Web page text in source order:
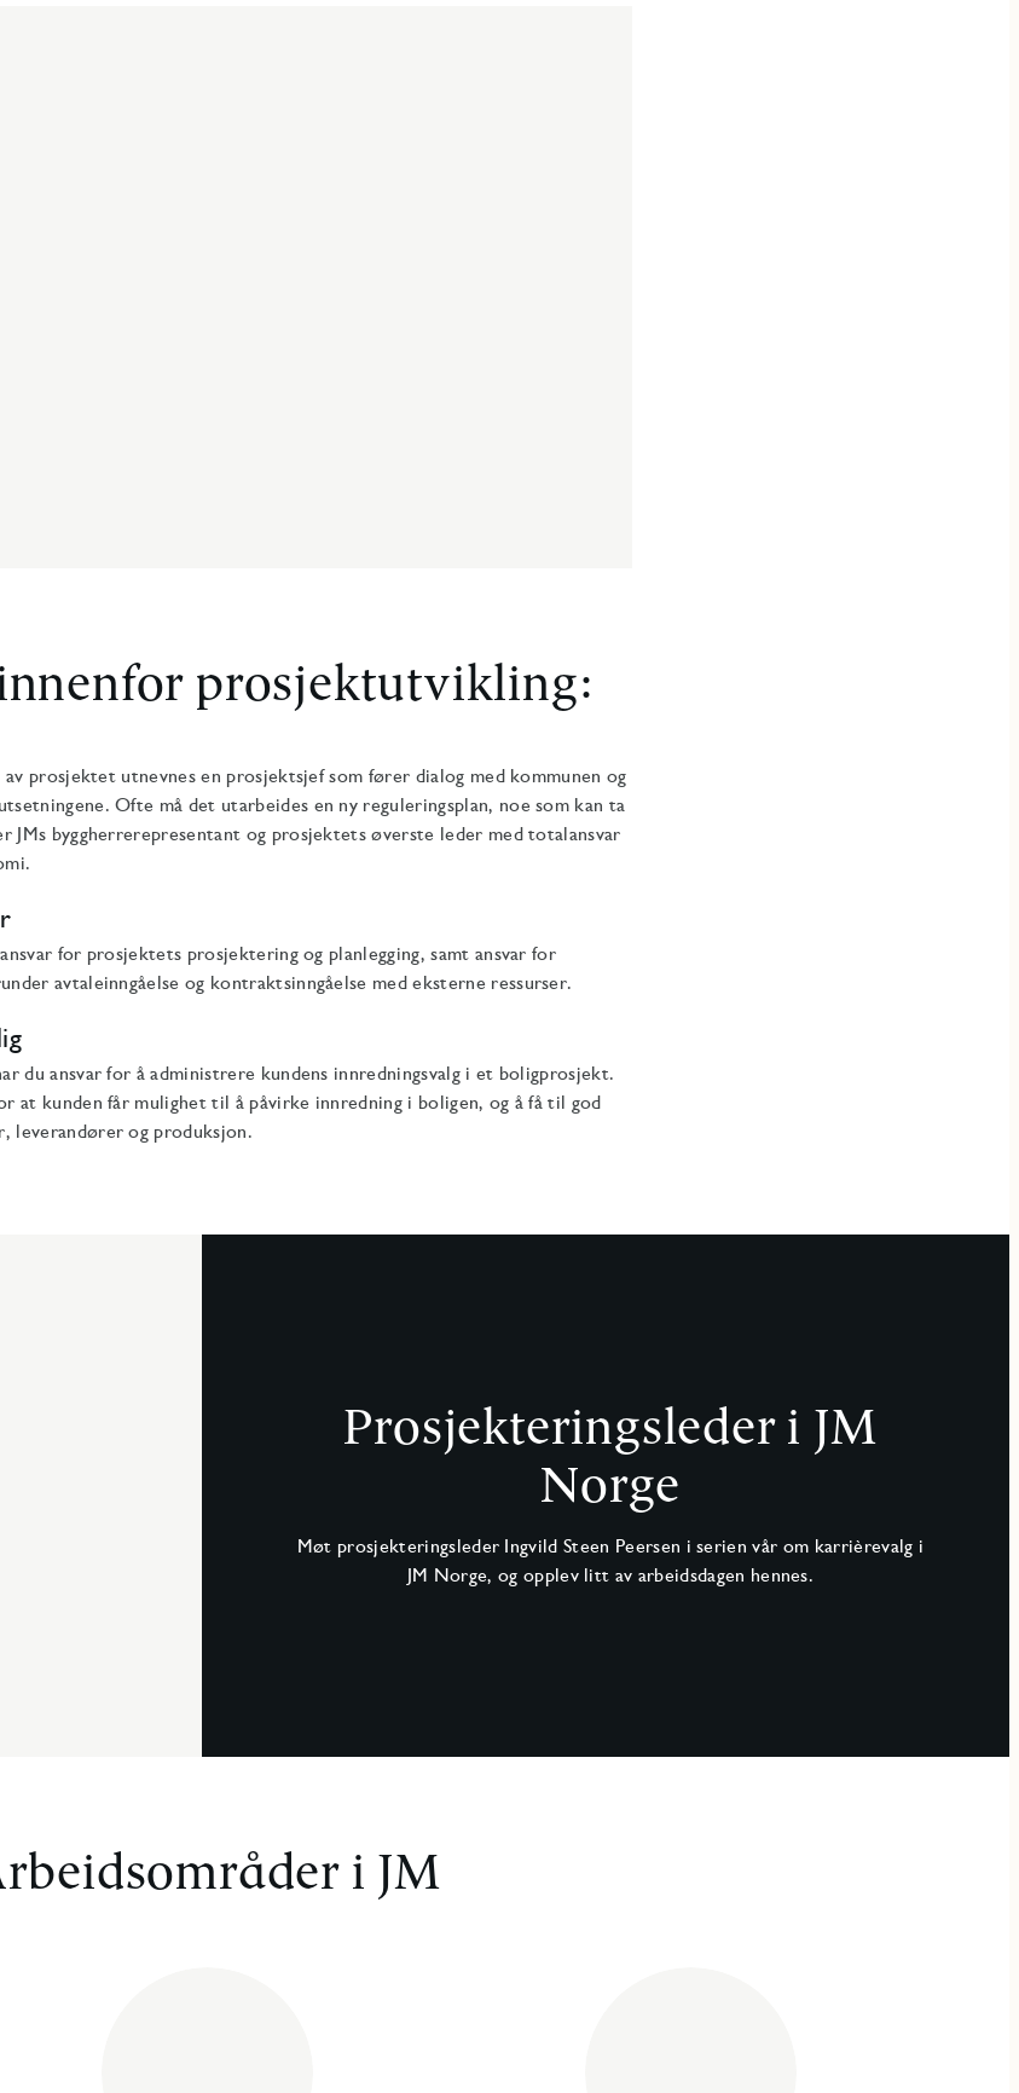
prosjektutvikling:
prosjektet utnevnes en prosjektsjef som fører dialog med kommunen og
Ofte må det utarbeides en ny reguleringsplan, noe som kan ta
JMs byggherrerepresentant og prosjektets øverste leder med totalansvar
for prosjektets prosjektering og planlegging, samt ansvar for
avtaleinngåelse og kontraktsinngåelse med eksterne ressurser.
du ansvar for å administrere kundens innredningsvalg i et boligprosjekt.
at kunden får mulighet til å påvirke innredning i boligen, og å få til god
leverandører og produksjon.
Prosjekteringsleder i JM
Norge
Møt prosjekteringsleder Ingvild Steen Peersen i serien vår om karrièrevalg i
JM Norge, og opplev litt av arbeidsdagen hennes.
i JM